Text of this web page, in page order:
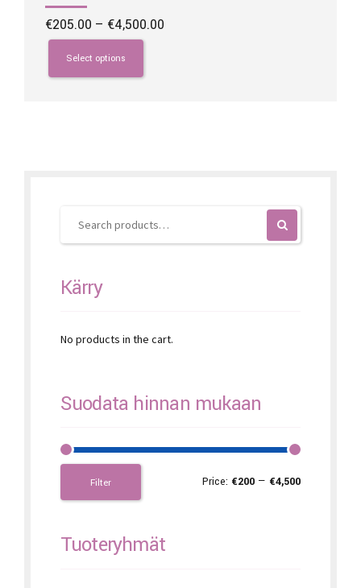
€205.00 – €4,500.00
Select options
This
product
has
product
Kärry
No products in the cart.
Suodata hinnan mukaan
Filter Price: €200 — €4,500
Tuoteryhmät